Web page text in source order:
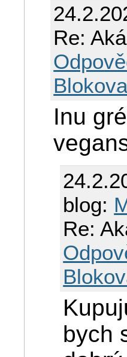
Re:
Inu
blog:
Re:
bych